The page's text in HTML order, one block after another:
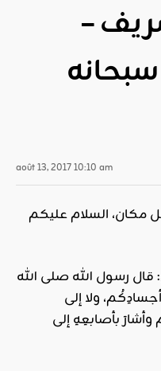
–
août 13, 2017 10:10 am
مكان، السلام عليكم
رسول الله صلى الله
ولا إلى
بأصابعِهِ إلى